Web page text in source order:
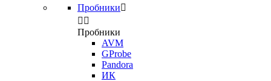
Пробники
 
Пробники
AVM
GProbe
Pandora
ИК